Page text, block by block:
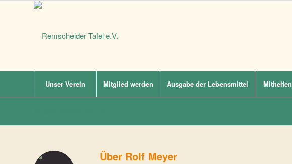
Unser Verein Mitglied werden Ausgabe der Lebensmittel Mithelfen
Über Rolf Meyer